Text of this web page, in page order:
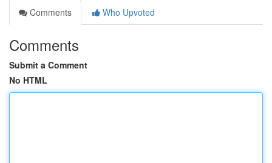
Comments
Who Upvoted
Comments
Submit a Comment
No HTML